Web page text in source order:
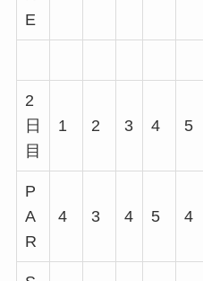
E
2
日
目
1 2 3 4 5
P
A
R
4 3 4 5 4